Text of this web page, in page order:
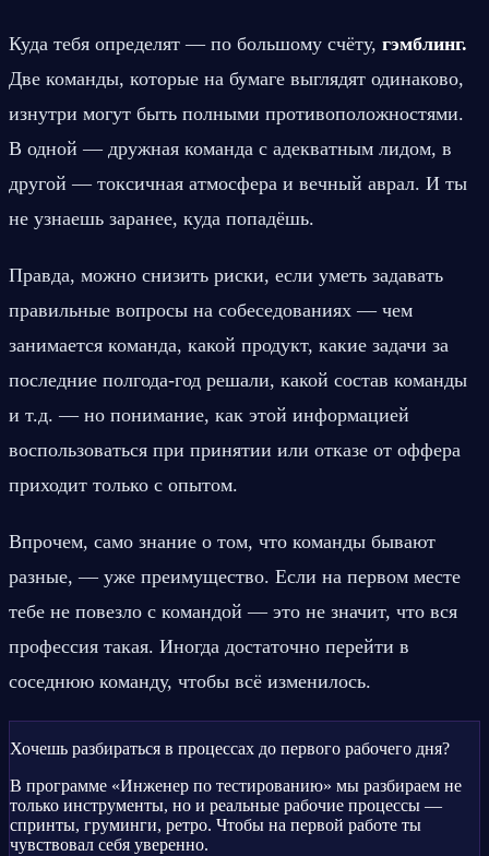
Куда тебя определят — по большому счёту, гэмблинг.
Две команды, которые на бумаге выглядят одинаково,
изнутри могут быть полными противоположностями.
В одной — дружная команда с адекватным лидом, в
другой — токсичная атмосфера и вечный аврал. И ты
не узнаешь заранее, куда попадёшь.
Правда, можно снизить риски, если уметь задавать
правильные вопросы на собеседованиях — чем
занимается команда, какой продукт, какие задачи за
последние полгода-год решали, какой состав команды
и т.д. — но понимание, как этой информацией
воспользоваться при принятии или отказе от оффера
приходит только с опытом.
Впрочем, само знание о том, что команды бывают
разные, — уже преимущество. Если на первом месте
тебе не повезло с командой — это не значит, что вся
профессия такая. Иногда достаточно перейти в
соседнюю команду, чтобы всё изменилось.
Хочешь разбираться в процессах до первого рабочего дня?
В программе «Инженер по тестированию» мы разбираем не
только инструменты, но и реальные рабочие процессы —
спринты, груминги, ретро. Чтобы на первой работе ты
чувствовал себя уверенно.